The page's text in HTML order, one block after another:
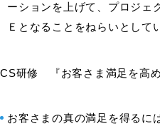
ーションを上げて、プロジェ
Ｅとなることをねらいとして
CS研修 『お客さま満足を高め
お客さまの真の満足を得るに